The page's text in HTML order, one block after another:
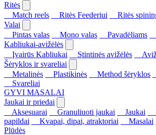
Ritės
Match reels
Ritės Feederiui
Ritės
Valai
Pintas valas
Mono valas Pavadėliams
Kabliukai-avižėlės
Įvairūs Kabliukai
Stintinės avižėlės
Šėryklos ir svareliai
Metalinės
Plastikinės Method šėryklos
Svareliai
GYVI MASALAI
Jaukai ir priedai
Aksesuarai
Granuliuoti jaukai Jaukai
papildai
Kvapai, dipai, atraktoriai Masalai
Plūdės